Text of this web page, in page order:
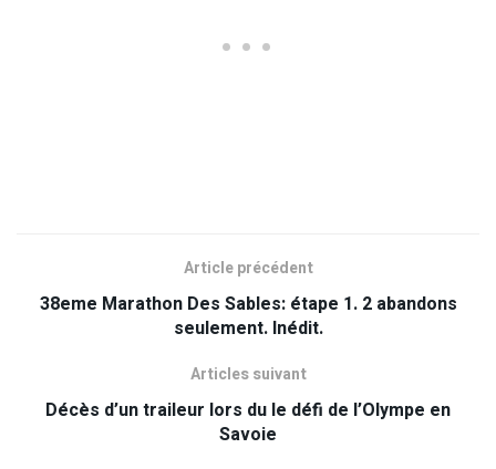
Article précédent
38eme Marathon Des Sables: étape 1. 2 abandons
seulement. Inédit.
Articles suivant
Décès d’un traileur lors du le défi de l’Olympe en
Savoie